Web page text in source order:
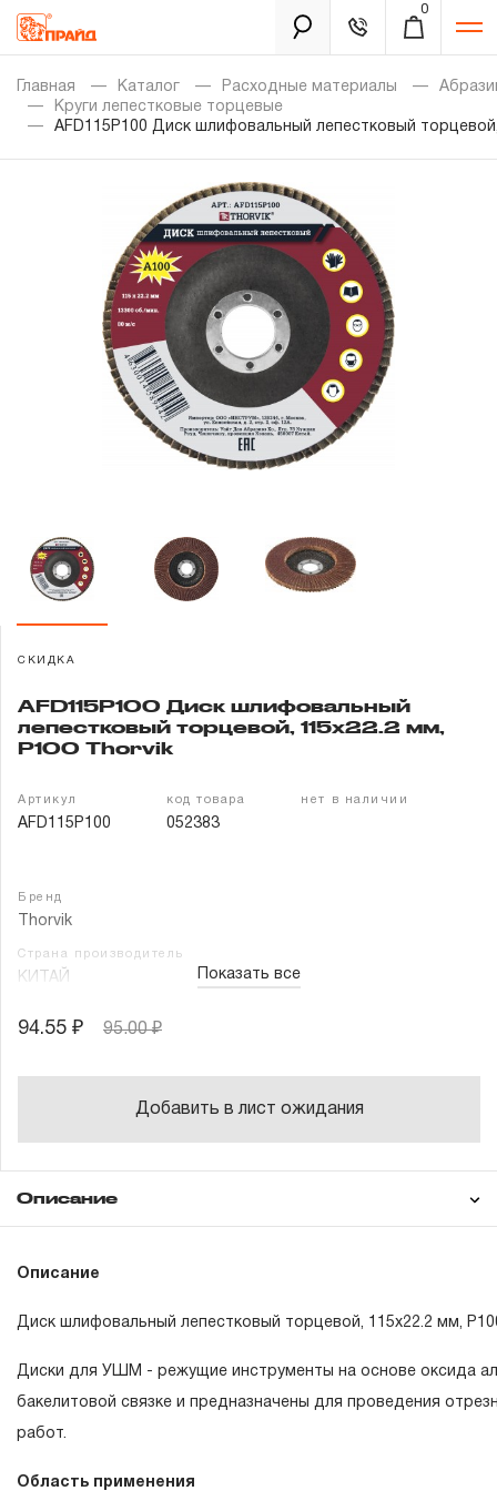
0
Каталог
Золотая лихорадка
Распродажа
Уцененный товар
Гарантия и сервис
Доставка и оплата
Контакты
Забыли пароль?
Главная Каталог Расходные материалы
Круги лепестковые торцевые
AFD115P100 Диск шлифовальный лепестковый
СКИДКА
AFD115P100 Диск шлифовальный
лепестковый торцевой, 115х22.2 мм,
Р100 Thorvik
Артикул
AFD115P100
код товара
052383
нет в наличии
Бренд
Thorvik
Страна производитель
КИТАЙ Показать все
94.55 ₽ 95.00 ₽
Добавить в лист ожидания
Описание
Техническая
Описание
Диск шлифовальный лепестковый торцевой, 115х22.2 мм,
Диски для УШМ - режущие инструменты на основе оксида
бакелитовой связке и предназначены для проведения
работ.
Область применения
1.1 Понятие «ПОЖИЗНЕННАЯ ГАРАНТИЯ» включает в